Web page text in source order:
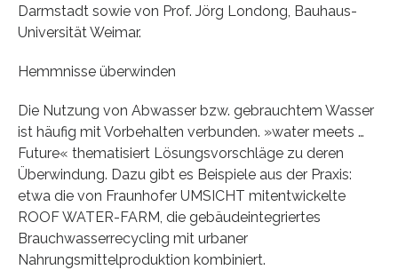
Darmstadt sowie von Prof. Jörg Londong, Bauhaus-
Universität Weimar.
Hemmnisse überwinden
Die Nutzung von Abwasser bzw. gebrauchtem Wasser
ist häufig mit Vorbehalten verbunden. »water meets …
Future« thematisiert Lösungsvorschläge zu deren
Überwindung. Dazu gibt es Beispiele aus der Praxis:
etwa die von Fraunhofer UMSICHT mitentwickelte
ROOF WATER-FARM, die gebäudeintegriertes
Brauchwasserrecycling mit urbaner
Nahrungsmittelproduktion kombiniert.